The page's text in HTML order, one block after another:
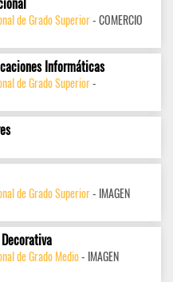
de Grado Superior- COMERCIO
Informáticas
de Grado Superior-
de Grado Superior- IMAGEN
de Grado Medio- IMAGEN